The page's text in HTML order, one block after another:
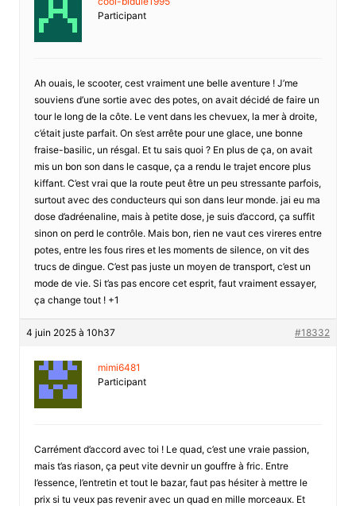
Participant
Ah ouais, le scooter, cest vraiment une belle aventure ! J’me
souviens d’une sortie avec des potes, on avait décidé de faire un
tour le long de la côte. Le vent dans les chevuex, la mer à droite,
c’était juste parfait. On s’est arrête pour une glace, une bonne
fraise-basilic, un résgal. Et tu sais quoi ? En plus de ça, on avait
mis un bon son dans le casque, ça a rendu le trajet encore plus
kiffant. C’est vrai que la route peut être un peu stressante parfois,
surtout avec des conducteurs qui son dans leur monde. jai eu ma
dose d’adréenaline, mais à petite dose, je suis d’accord, ça suffit
sinon on perd le contrôle. Mais bon, rien ne vaut ces vireres entre
potes, entre les fous rires et les moments de silence, on vit des
trucs de dingue. C’est pas juste un moyen de transport, c’est un
mode de vie. Si t’as pas encore cet esprit, faut vraiment essayer,
ça change tout ! +1
4 juin 2025 à 10h37 #18332
mimi6481
Participant
Carrément d’accord avec toi ! Le quad, c’est une vraie passion,
mais t’as riason, ça peut vite devnir un gouffre à fric. Entre
l’essence, l’entretin et tout le bazar, faut pas hésiter à mettre le
prix si tu veux pas revenir avec un quad en mille morceaux. Et